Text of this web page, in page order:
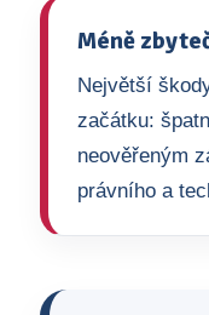
Méně
Největší
začátku:
neověřeným
právního a